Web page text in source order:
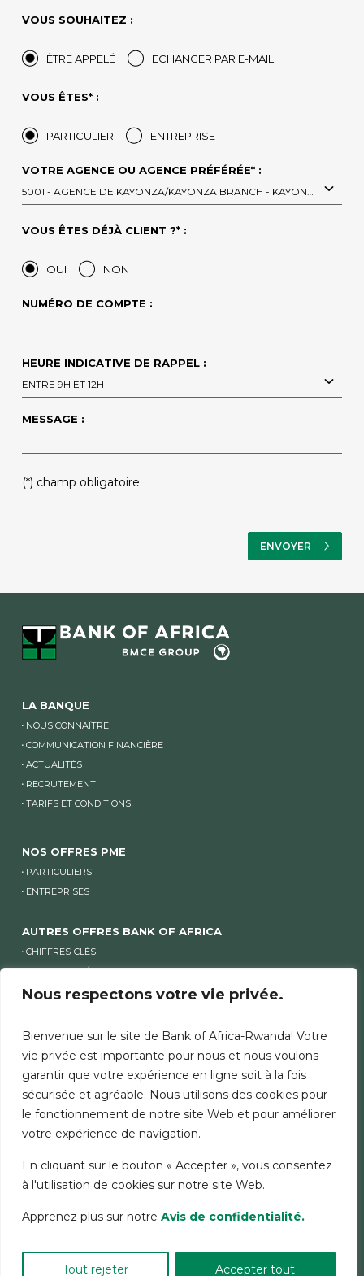
Nous respectons votre vie privée.
Bienvenue sur le site de Bank of Africa-Rwanda! Votre
vie privée est importante pour nous et nous voulons
garantir que votre expérience en ligne soit à la fois
sécurisée et agréable. Nous utilisons des cookies pour
le fonctionnement de notre site Web et pour améliorer
votre expérience de navigation.
En cliquant sur le bouton « Accepter », vous consentez
à l'utilisation de cookies sur notre site Web.
Apprenez plus sur notre Avis de confidentialité.
Tout rejeter Accepter tout
VOUS SOUHAITEZ :
ÊTRE APPELÉ ECHANGER PAR E-MAIL
VOUS ÊTES* :
PARTICULIER ENTREPRISE
VOTRE AGENCE OU AGENCE PRÉFÉRÉE* :
VOUS ÊTES DÉJÀ CLIENT ?* :
OUI NON
NUMÉRO DE COMPTE :
HEURE INDICATIVE DE RAPPEL :
ENTRE 9H ET 12H
MESSAGE :
(*) champ obligatoire
LA BANQUE
NOUS CONNAÎTRE
COMMUNICATION FINANCIÈRE
ACTUALITÉS
RECRUTEMENT
TARIFS ET CONDITIONS
NOS OFFRES PME
PARTICULIERS
ENTREPRISES
AUTRES OFFRES BANK OF AFRICA
CHIFFRES-CLÉS
COMMUNIQUÉS FINANCIERS
ACTIONNARIAT
AUTRES SITES BANK OF AFRICA
MENTIONS LÉGALES SÉCURITÉ CHARTE COOKIES
DONNÉES PERSONNELLES
© 2026 GROUPE BANK OF AFRICA - TOUS DROITS RÉSERVÉS.